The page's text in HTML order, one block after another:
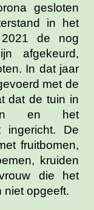
gesloten
in het
de nog
afgekeurd,
In dat jaar
met de
dat de tuin in
en het
ingericht. De
fruitbomen,
kruiden
die het
niet opgeeft.